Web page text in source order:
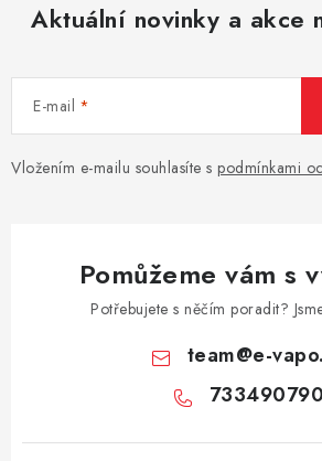
Aktuální novinky a akce
E-mail
Vložením e-mailu souhlasíte s podmínkami
Pomůžeme vám s
Potřebujete s něčím poradit?
team@e-
733490790